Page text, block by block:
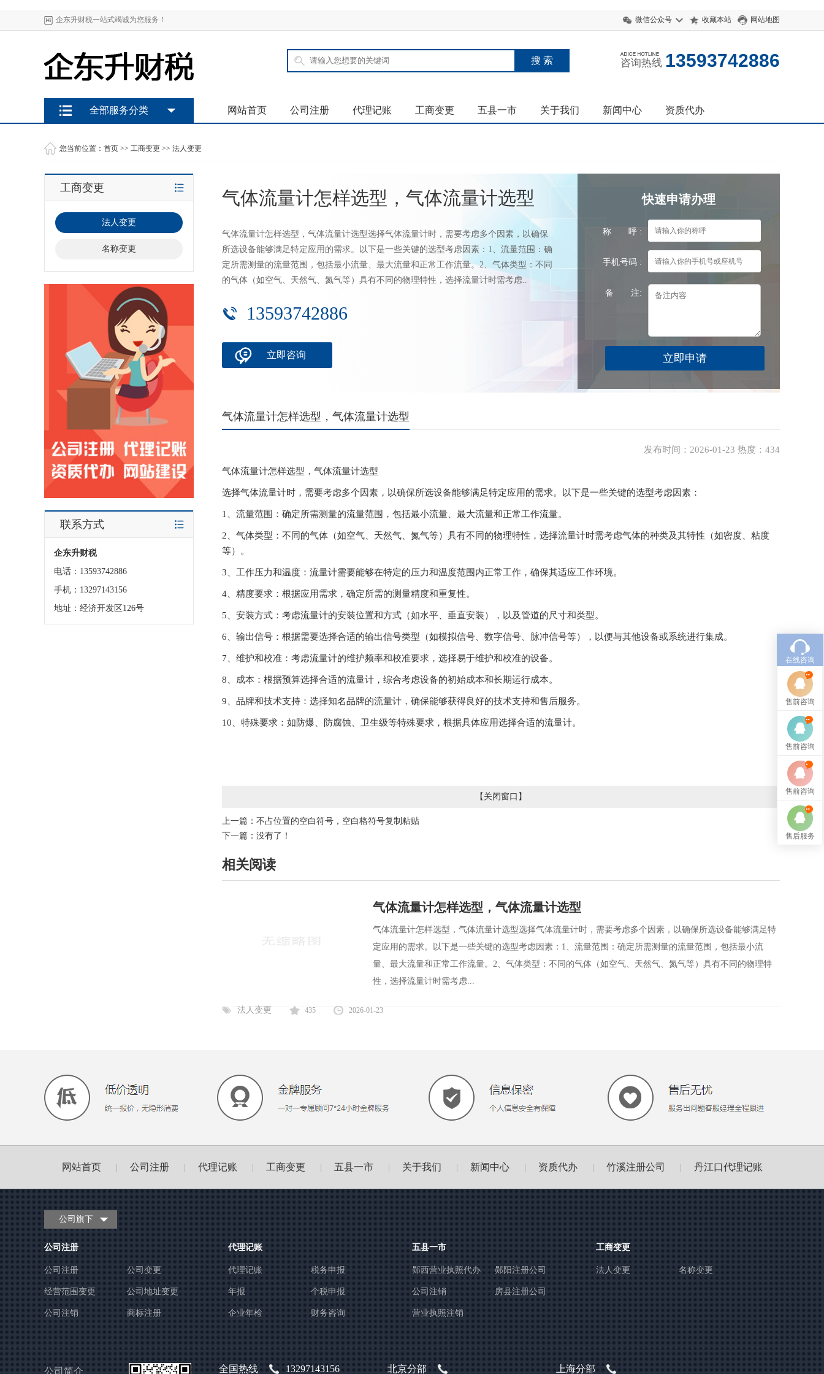
企东升财税一站式竭诚为您服务！ 微信公众号 收藏本站 网站地图
咨询热线 13593742886
网站首页 公司注册 代理记账 工商变更 五县一市 关于我们 新闻中心 资质代办
全部服务分类
您当前位置： 首页 >> 工商变更 >> 法人变更
工商变更
法人变更
名称变更
联系方式
企东升财税
电话：13593742886
手机：13297143156
地址：经济开发区126号
气体流量计怎样选型，气体流量计选型
气体流量计怎样选型，气体流量计选型选择气体流量计时，需要考虑多个因素，以确保
所选设备能够满足特定应用的需求。以下是一些关键的选型考虑因素：1、流量范围：确
定所需测量的流量范围，包括最小流量、最大流量和正常工作流量。2、气体类型：不同
的气体（如空气、天然气、氮气等）具有不同的物理特性，选择流量计时需考虑..
13593742886
立即咨询
快速申请办理
称 呼 :
手机号码 :
备 注:
气体流量计怎样选型，气体流量计选型
发布时间：2026-01-23 热度：434
气体流量计怎样选型，气体流量计选型
选择气体流量计时，需要考虑多个因素，以确保所选设备能够满足特定应用的需求。以下是一些关键的选型考虑因素：
1、流量范围：确定所需测量的流量范围，包括最小流量、最大流量和正常工作流量。
2、气体类型：不同的气体（如空气、天然气、氮气等）具有不同的物理特性，选择流量计时需考虑气体的种类及其特性（如密度、粘度
等）。
3、工作压力和温度：流量计需要能够在特定的压力和温度范围内正常工作，确保其适应工作环境。
4、精度要求：根据应用需求，确定所需的测量精度和重复性。
5、安装方式：考虑流量计的安装位置和方式（如水平、垂直安装），以及管道的尺寸和类型。
6、输出信号：根据需要选择合适的输出信号类型（如模拟信号、数字信号、脉冲信号等），以便与其他设备或系统进行集成。
7、维护和校准：考虑流量计的维护频率和校准要求，选择易于维护和校准的设备。
8、成本：根据预算选择合适的流量计，综合考虑设备的初始成本和长期运行成本。
9、品牌和技术支持：选择知名品牌的流量计，确保能够获得良好的技术支持和售后服务。
10、特殊要求：如防爆、防腐蚀、卫生级等特殊要求，根据具体应用选择合适的流量计。
【 关闭窗口 】
上一篇： 不占位置的空白符号，空白格符号复制粘贴
下一篇：没有了！
相关阅读
气体流量计怎样选型，气体流量计选型
气体流量计怎样选型，气体流量计选型选择气体流量计时，需要考虑多个因素，以确保所选设备能够满足特
定应用的需求。以下是一些关键的选型考虑因素：1、流量范围：确定所需测量的流量范围，包括最小流
量、最大流量和正常工作流量。2、气体类型：不同的气体（如空气、天然气、氮气等）具有不同的物理特
性，选择流量计时需考虑...
法人变更 435 2026-01-23
网站首页 公司注册 代理记账 工商变更 五县一市 关于我们 新闻中心 资质代办 竹溪注册公司 丹江口代理记账
公司旗下
公司注册
公司注册 公司变更
经营范围变更 公司地址变更
公司注销 商标注册
代理记账
代理记账 税务申报
年报 个税申报
企业年检 财务咨询
五县一市
郧西营业执照代办 郧阳注册公司
公司注销 房县注册公司
营业执照注销
工商变更
法人变更 名称变更
公司简介 全国热线 13297143156 北京分部 上海分部
在线咨询
售前咨询
售前咨询
售前咨询
售后服务